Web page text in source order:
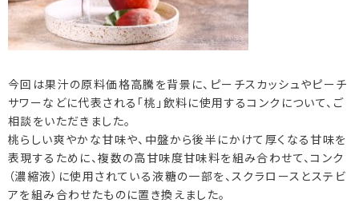
今回は果汁の原料価格高騰を背景に、ピーチスカッシュやピーチ
サワーなどに代表される「桃」飲料に使用するコンクについて、ご
相談をいただきました。
桃らしい爽やかな甘味や、中盤から後半にかけて厚くなる甘味を
表現するために、複数の高甘味度甘味料を組み合わせて、コンク
（濃縮液）に使用されている液糖の一部を、スクラロースとステビ
アを組み合わせたものに置き換えました。